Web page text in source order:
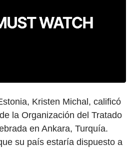
Kristen Michal, calificó
la Organización del Tratado
en Ankara, Turquía.
su país estaría dispuesto a